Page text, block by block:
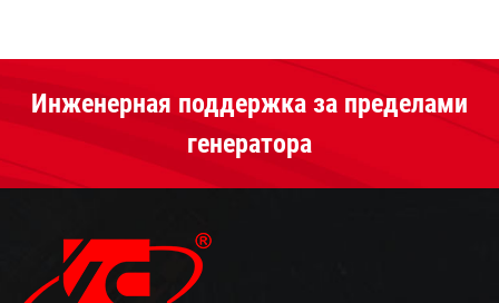
Инженерная поддержка за пределами
генератора